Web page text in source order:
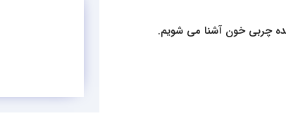
چربی خون آشنا می شویم.